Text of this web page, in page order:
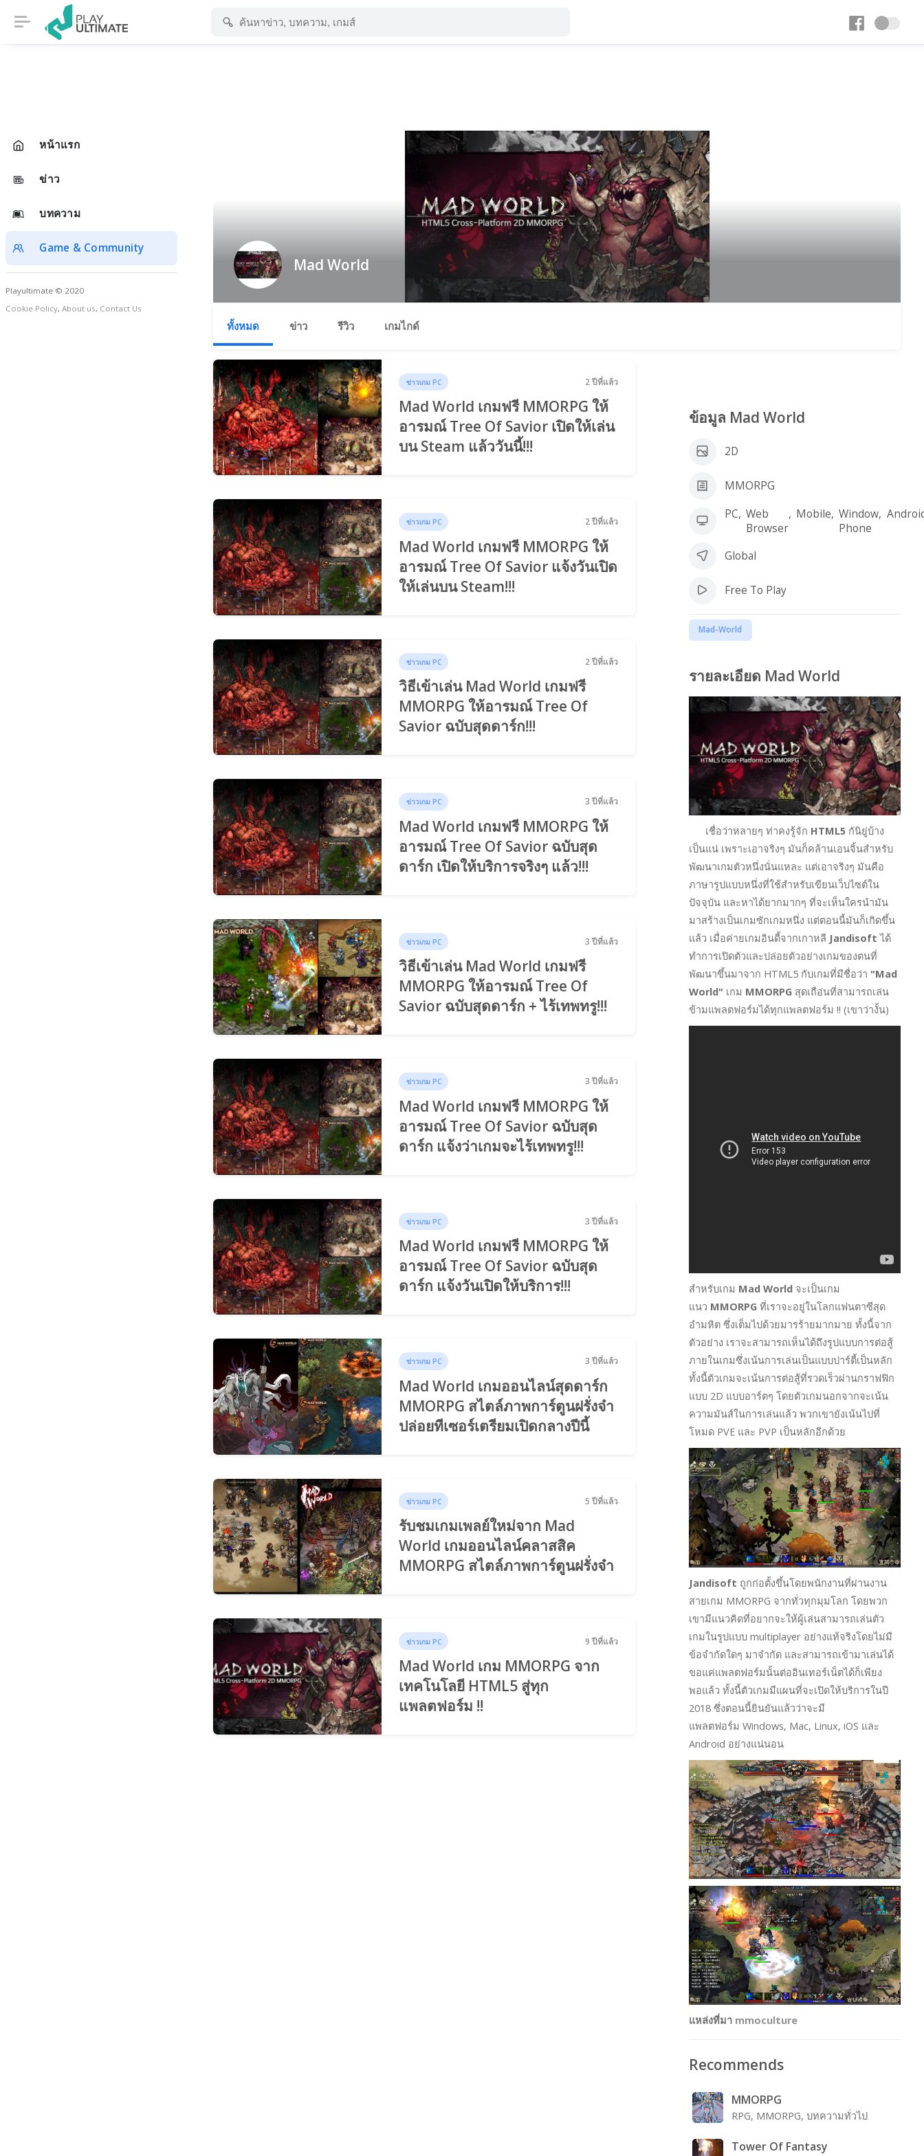
หน้าแรก
ข่าว
บทความ
Game & Community
Playultimate © 2020
Cookie Policy, About us, Contact Us
Mad World
ทั้งหมด ข่าว รีวิว เกมไกด์
ข่าวเกม PC 2 ปีที่แล้ว
Mad World เกมฟรี MMORPG ให้
อารมณ์ Tree Of Savior เปิดให้เล่น
บน Steam แล้ววันนี้!!!
ข่าวเกม PC 2 ปีที่แล้ว
Mad World เกมฟรี MMORPG ให้
อารมณ์ Tree Of Savior แจ้งวันเปิด
ให้เล่นบน Steam!!!
ข่าวเกม PC 2 ปีที่แล้ว
วิธีเข้าเล่น Mad World เกมฟรี
MMORPG ให้อารมณ์ Tree Of
Savior ฉบับสุดดาร์ก!!!
ข่าวเกม PC 3 ปีที่แล้ว
Mad World เกมฟรี MMORPG ให้
อารมณ์ Tree Of Savior ฉบับสุด
ดาร์ก เปิดให้บริการจริงๆ แล้ว!!!
ข่าวเกม PC 3 ปีที่แล้ว
วิธีเข้าเล่น Mad World เกมฟรี
MMORPG ให้อารมณ์ Tree Of
Savior ฉบับสุดดาร์ก + ไร้เทพทรู!!!
ข่าวเกม PC 3 ปีที่แล้ว
Mad World เกมฟรี MMORPG ให้
อารมณ์ Tree Of Savior ฉบับสุด
ดาร์ก แจ้งว่าเกมจะไร้เทพทรู!!!
ข่าวเกม PC 3 ปีที่แล้ว
Mad World เกมฟรี MMORPG ให้
อารมณ์ Tree Of Savior ฉบับสุด
ดาร์ก แจ้งวันเปิดให้บริการ!!!
ข่าวเกม PC 3 ปีที่แล้ว
Mad World เกมออนไลน์สุดดาร์ก
MMORPG สไตล์ภาพการ์ตูนฝรั่งจ๋า
ปล่อยทีเซอร์เตรียมเปิดกลางปีนี้
ข่าวเกม PC 5 ปีที่แล้ว
รับชมเกมเพลย์ใหม่จาก Mad
World เกมออนไลน์คลาสสิค
MMORPG สไตล์ภาพการ์ตูนฝรั่งจ๋า
ข่าวเกม PC 9 ปีที่แล้ว
Mad World เกม MMORPG จาก
เทคโนโลยี HTML5 สู่ทุก
แพลตฟอร์ม !!
ข้อมูล Mad World
2D
MMORPG
PC, Web
Browser
, Mobile, Window
Phone
,
Global
Free To Play
Mad-World
รายละเอียด Mad World
เชื่อว่าหลายๆ ท่าคงรู้จัก HTML5 กันิยู่บ้าง
เป็นแน่ เพราะเอาจริงๆ มันก็คล้านเอนจิ้นสำหรับ
พัฒนาเกมตัวหนึ่งนั่นแหละ แต่เอาจริงๆ มันคือ
ภาษารูปแบบหนึ่งที่ใช้สำหรับเขียนเว็บไซต์ใน
ปัจจุบัน และหาได้ยากมากๆ ที่จะเห็นใครนำมัน
มาสร้างเป็นเกมซักเกมหนึ่ง แต่ตอนนี้มันก็เกิดขึ้น
แล้ว เมื่อค่ายเกมอินดี้จากเกาหลี Jandisoftได้
ทำการเปิดตัวและปล่อยตัวอย่างเกมของตนที่
พัฒนาขึ้นมาจาก HTML5 กับเกมที่มีชื่อว่า "Mad
World" เกม MMORPG สุดเถือ่นที่สามารถเล่น
ข้ามแพลตฟอร์มได้ทุกแพลตฟอร์ม !! (เขาว่างั้น)
สำหรับเกม Mad Worldจะเป็นเกม
แนว MMORPG ที่เราจะอยู่ในโลกแฟนตาซีสุด
อำมหิต ซึ่งเต็มไปด้วยมารร้ายมากมาย ทั้งนี้จาก
ตัวอย่าง เราจะสามารถเห็นได้ถึงรูปแบบการต่อสู้
ภายในเกมซึ่งเน้นการเล่นเป็นแบบปาร์ตี้เป็นหลัก
ทั้งนี้ตัวเกมจะเน้นการต่อสู้ที่รวดเร็วผ่านกราฟฟิก
แบบ 2D แบบอาร์ตๆ โดยตัวเกมนอกจากจะเน้น
ความมันส์ในการเล่นแล้ว พวกเขายังเน้นไปที่
โหมด PVE และ PVP เป็นหลักอีกด้วย
Jandisoft ถูกก่อตั้งขึ้นโดยพนักงานที่ผ่านงาน
สายเกม MMORPG จากทั่วทุกมุมโลก โดยพวก
เขามีแนวคิดที่อยากจะให้ผู้เล่นสามารถเล่นตัว
เกมในรูปแบบ multiplayer อย่างแท้จริงโดยไม่มี
ข้อจำกัดใดๆ มาจำกัด และสามารถเข้ามาเล่นได้
ขอแค่แพลตฟอร์มนั้นต่ออินเทอร์เน็ตได้ก็เพียง
พอแล้ว ทั้งนี้ตัวเกมมีแผนที่จะเปิดให้บริการในปี
2018 ซึ่งตอนนี้ยินยันแล้วว่าจะมี
แพลตฟอร์ม Windows, Mac, Linux, iOS และ
Android อย่างแน่นอน
แหล่งที่มา mmoculture
Recommends
MMORPG
RPG, MMORPG, บทความทั่วไป
Tower Of Fantasy